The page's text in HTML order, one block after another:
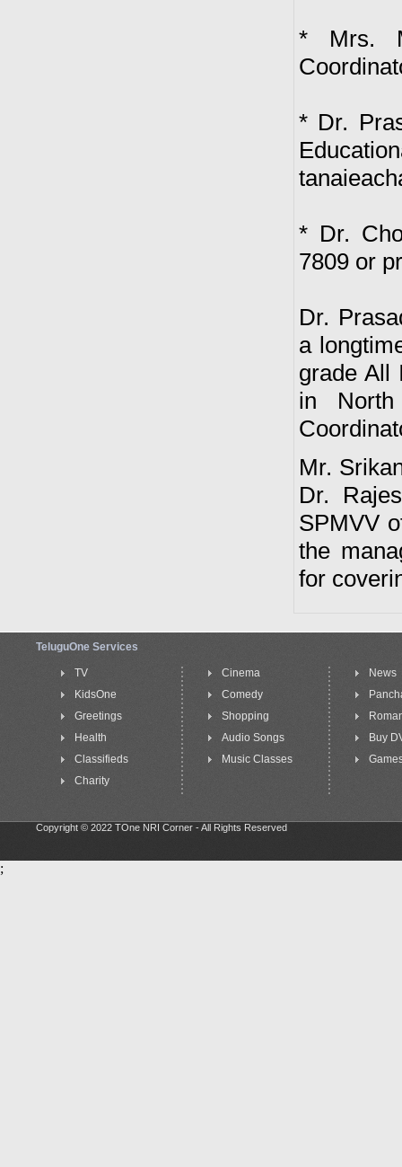
* Mrs.
* Dr.
* Dr.
7809 or
Dr.
a
grade All
in
Mr.
Dr.
SPMVV
the
for
TeluguOne Services
TV
KidsOne
Greetings
Health
Classifieds
Charity
Cinema
Comedy
Shopping
Audio Songs
Music Classes
News
Buy
Copyright © 2022 TOne NRI Corner - All Rights Reserved
;